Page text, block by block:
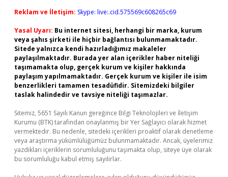
Reklam ve İletişim: Skype: live:.cid.575569c608265c69
Yasal Uyarı: Bu internet sitesi, herhangi bir marka, kurum
veya şahıs şirketi ile hiçbir bağlantısı bulunmamaktadır.
Sitede yalnızca kendi hazırladığımız makaleler
paylaşılmaktadır. Burada yer alan içerikler haber niteliği
taşımamakta olup, gerçek kurum ve kişiler hakkında
paylaşım yapılmamaktadır. Gerçek kurum ve kişiler ile isim
benzerlikleri tamamen tesadüfidir. Sitemizdeki bilgiler
taslak halindedir ve tavsiye niteliği taşımazlar.
Sitemiz, 5651 Sayılı Kanun gereğince Bilgi Teknolojileri ve İletişim
Kurumu (BTK) tarafından onaylanmış bir Yer Sağlayıcı olarak hizmet
vermektedir. Bu nedenle, sitedeki içerikleri proaktif olarak denetleme
veya araştırma yükümlülüğümüz bulunmamaktadır. Ancak, üyelerimiz
yazdıkları içeriklerin sorumluluğunu taşımakta olup, siteye üye olarak
bu sorumluluğu kabul etmiş sayılırlar.